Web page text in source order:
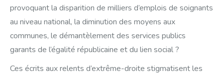
provoquant la disparition de milliers d’emplois de soignants
au niveau national, la diminution des moyens aux
communes, le démantèlement des services publics
garants de l’égalité républicaine et du lien social ?
Ces écrits aux relents d’extrême-droite stigmatisent les